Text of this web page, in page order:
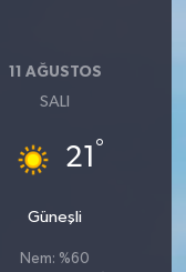
11 AĞUSTOS
SALI
21 °
Güneşli
Nem: %60